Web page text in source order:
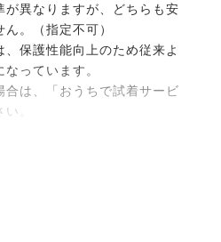
が異なりますが、どちらも安
。（指定不可）
保護性能向上のため従来よ
っています。
合は、「おうちで試着サービ
。
機能ヘルメットです。
です。